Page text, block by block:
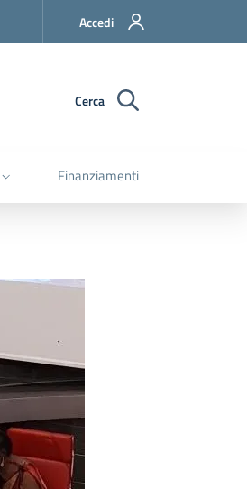
Accedi
Cerca
Finanziamenti